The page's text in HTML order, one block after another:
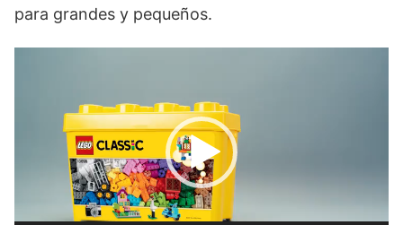
para grandes y pequeños.